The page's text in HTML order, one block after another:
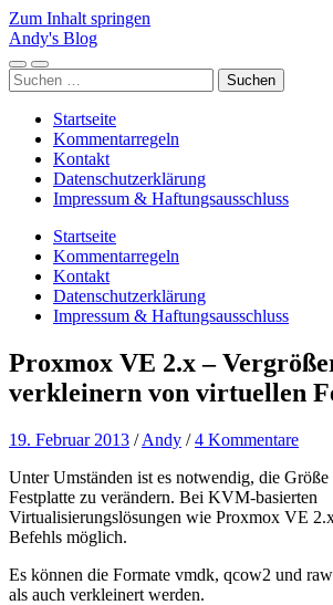
Zum Inhalt springen
Andy's Blog
Mobile-
Menü
Suchfeld
ein-/ausblenden
Suchen
nach:
Startseite
Kommentarregeln
Kontakt
Datenschutzerklärung
Impressum & Haftungsausschluss
Startseite
Kommentarregeln
Kontakt
Datenschutzerklärung
Impressum & Haftungsausschluss
Proxmox VE 2.x –
verkleinern von virtuellen
19. Februar 2013 /Andy /4 Kommentare
Unter Umständen ist es notwendig, die
Festplatte zu verändern. Bei KVM-basierten
Virtualisierungslösungen wie Proxmox VE
Befehls möglich.
Es können die Formate vmdk, qcow2 und
als auch verkleinert werden.